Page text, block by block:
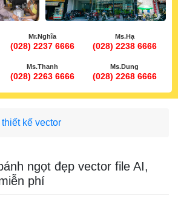
Mr.Nghĩa
(028) 2237 6666
Ms.Hạ
(028) 2238 6666
Ms.Thanh
(028) 2263 6666
Ms.Dung
(028) 2268 6666
thiết kế vector
ngọt đẹp vector file AI,
phí